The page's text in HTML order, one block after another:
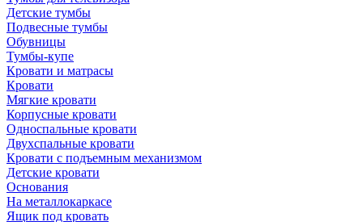
Детские тумбы
Подвесные тумбы
Обувницы
Тумбы-купе
Кровати и матрасы
Кровати
Мягкие кровати
Корпусные кровати
Односпальные кровати
Двухспальные кровати
Кровати с подъемным механизмом
Детские кровати
Основания
На металлокаркасе
Ящик под кровать